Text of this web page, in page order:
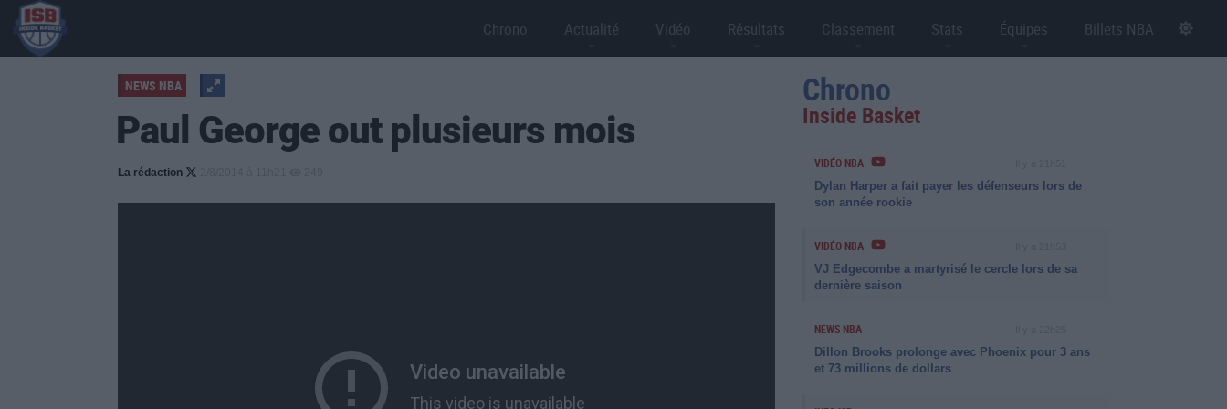
Chrono Actualité Vidéo Résultats Classement Stats Équipes Billets NBA
NEWS NBA
Paul George out plusieurs mois
La rédaction
Chrono
Inside Basket
VIDÉO NBA
Dylan Harper a fait payer les défenseurs lors de
son année rookie
VIDÉO NBA
VJ Edgecombe a martyrisé le cercle lors de sa
dernière saison
NEWS NBA
Dillon Brooks prolonge avec Phoenix pour 3 ans
et 73 millions de dollars